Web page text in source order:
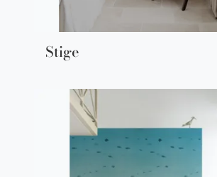
Stige